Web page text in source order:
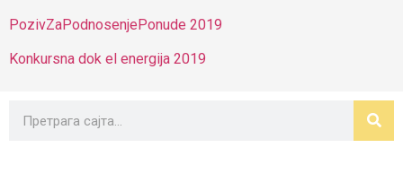
PozivZaPodnosenjePonude 2019
Konkursna dok el energija 2019